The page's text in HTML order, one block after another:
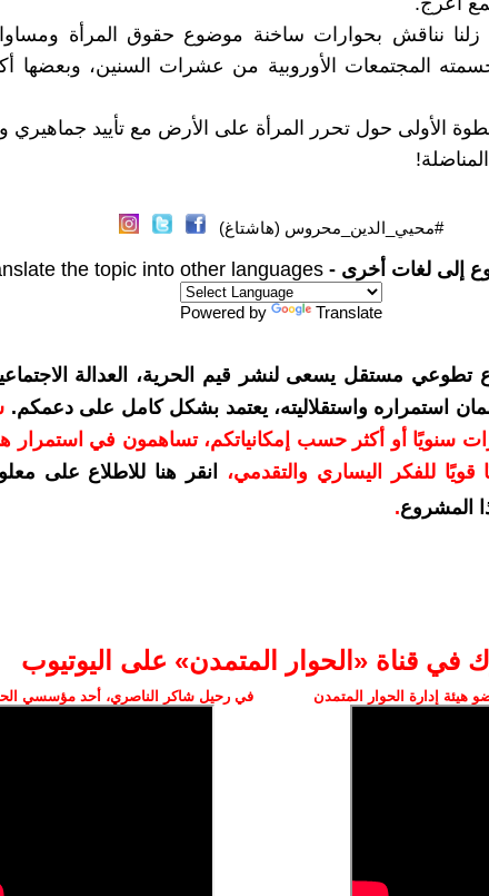
نناقش بحوارات ساخنة موضوع حقوق المرأة
المجتمعات الأوروبية من عشرات السنين، وبعضها
الأولى حول تحرر المرأة على الأرض مع تأييد جماهيري
#محيي_الدين_محروس (هاشتاغ)
إلى لغات أخرى - the topic into other languages
Powered by Translate
تطوعي مستقل يسعى لنشر قيم الحرية، العدالة
استمراره واستقلاليته، يعتمد بشكل كامل على دعمكم.
بمبلغ 10 دولارات سنويًا أو أكثر حسب إمكانياتكم، تساهمون في استمرار
قويًا للفكر اليساري والتقدمي،
انقر هنا للاطلاع على
المشروع.
في قناة ‫«الحوار المتمدن» على اليوتيوب
هيئة إدارة الحوار المتمدن في رحيل شاكر الناصري، أحد مؤسسي